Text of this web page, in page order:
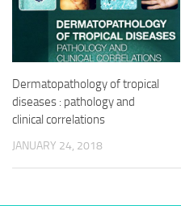
Dermatopathology of tropical
diseases : pathology and
clinical correlations
JANUARY 24, 2018